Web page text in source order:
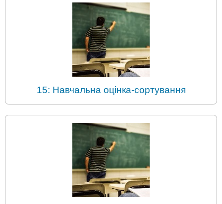
15: Навчальна оцінка-сортування